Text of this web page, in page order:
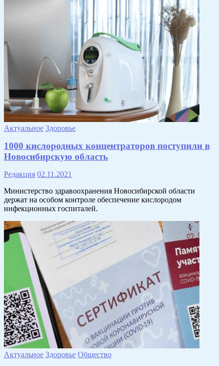
Актуальное Здоровье
1000 кислородных концентраторов поступили в
Новосибирскую область
Редакция 02.11.2021
Министерство здравоохранения Новосибирской области
держат на особом контроле обеспечение кислородом
инфекционных госпиталей.
Актуальное Здоровье Общество